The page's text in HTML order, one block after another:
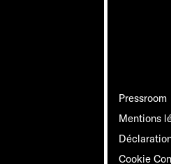
Pressroom
Mentions
Cookie